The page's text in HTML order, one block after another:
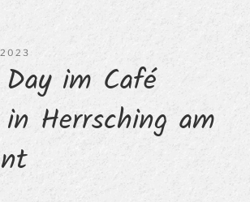
im Café
Herrsching am